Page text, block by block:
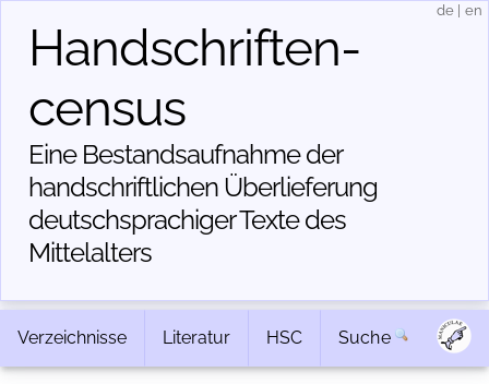
Handschriften­
census
Eine Bestandsaufnahme der
handschriftlichen Über­lieferung
deutschsprachiger Texte des
Mittelalters
de en
Verzeichnisse Literatur HSC Suche